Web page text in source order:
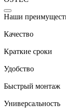
Наши
Качество
Краткие сроки
Удобство
Быстрый монтаж
Универсальность